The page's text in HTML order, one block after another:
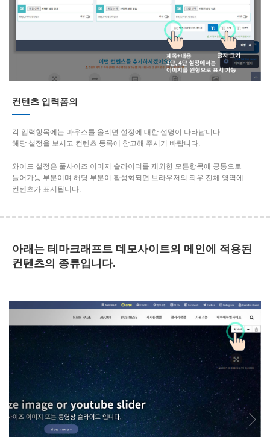
컨텐츠 입력폼의
각 입력항목에는 마우스를 올리면 설정에 대한 설명이 나타납니다.
해당 설정을 보시고 컨텐츠 등록에 참고해 주시기 바랍니다.
와이드 설정은 풀사이즈 이미지 슬라이더를 제외한 모든항목에 공통으로
들어가능 부분이며 해당 부분이 활성화되면 브라우저의 좌우 전체 영역에
컨텐츠가 표시됩니다.
아래는 테마크래프트 데모사이트의 메인에 적용된
컨텐츠의 종류입니다.